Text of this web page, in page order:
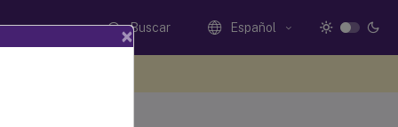
Buscar Español
×